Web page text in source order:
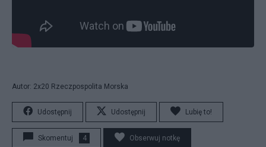
Autor: 2x20 Rzeczpospolita Morska
Udostępnij Udostępnij Lubię to!
Skomentuj 4 Obserwuj notkę